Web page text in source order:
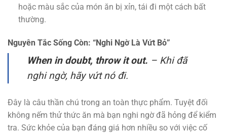
hoặc màu sắc của món ăn bị xỉn, tái đi một cách bất
thường.
Nguyên Tắc Sống Còn: “Nghi Ngờ Là Vứt Bỏ”
When in doubt, throw it out. – Khi đã
nghi ngờ, hãy vứt nó đi.
Đây là câu thần chú trong an toàn thực phẩm. Tuyệt đối
không nếm thử thức ăn mà bạn nghi ngờ đã hỏng để kiểm
tra. Sức khỏe của bạn đáng giá hơn nhiều so với việc cố